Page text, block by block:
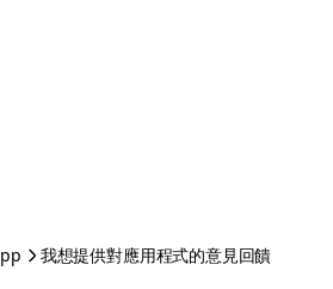
我想提供對應用程式的意見回饋